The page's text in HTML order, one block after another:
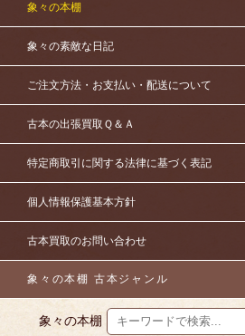
象々の本棚
象々の素敵な日記
ご注文方法・お支払い・配送について
古本の出張買取Ｑ＆Ａ
特定商取引に関する法律に基づく表記
個人情報保護基本方針
古本買取のお問い合わせ
象々の本棚 古本ジャンル
象々の本棚